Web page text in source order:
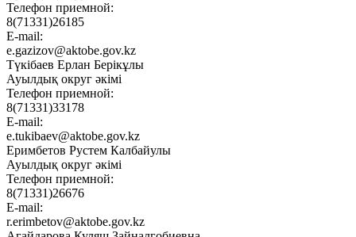
Телефон приемной:
8(71331)26185
E-mail:
e.gazizov@aktobe.gov.kz
Түкібаев Ерлан Берікұлы
Ауылдық округ әкімі
Телефон приемной:
8(71331)33178
E-mail:
e.tukibaev@aktobe.gov.kz
Еримбетов Рустем Калбайулы
Ауылдық округ әкімі
Телефон приемной:
8(71331)26676
E-mail:
r.erimbetov@aktobe.gov.kz